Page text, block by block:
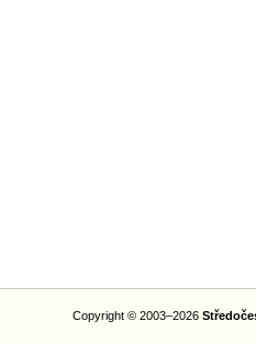
Copyright © 2003–2026